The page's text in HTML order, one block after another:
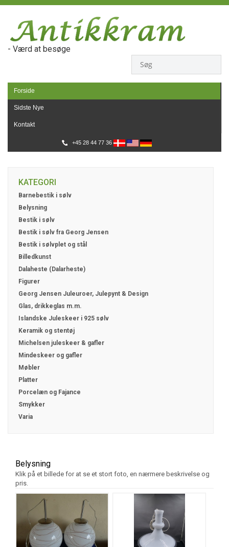
- Værd at besøge
Forside
Sidste Nye
Kontakt
+45 28 44 77 36
KATEGORI
Barnebestik i sølv
Belysning
Bestik i sølv
Bestik i sølv fra Georg Jensen
Bestik i sølvplet og stål
Billedkunst
Dalaheste (Dalarheste)
Figurer
Georg Jensen Juleuroer, Julepynt & Design
Glas, drikkeglas m.m.
Islandske Juleskeer i 925 sølv
Keramik og stentøj
Michelsen juleskeer & gafler
Mindeskeer og gafler
Møbler
Platter
Porcelæn og Fajance
Smykker
Varia
Belysning
Klik på et billede for at se et stort foto, en nærmere beskrivelse og
pris.